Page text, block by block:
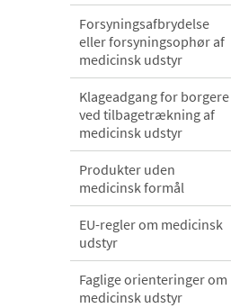
Forsyningsafbrydelse
eller forsyningsophør af
medicinsk udstyr
Klageadgang for borgere
ved tilbagetrækning af
medicinsk udstyr
Produkter uden
medicinsk formål
EU-regler om medicinsk
udstyr
Faglige orienteringer om
medicinsk udstyr